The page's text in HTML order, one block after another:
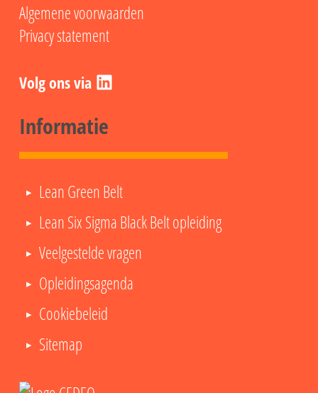
Algemene voorwaarden
Privacy statement
Informatie
Lean Green Belt
Lean Six Sigma Black Belt opleiding
Veelgestelde vragen
Opleidingsagenda
Cookiebeleid
Sitemap